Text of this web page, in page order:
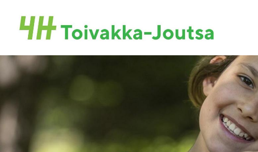
sivun
sisältöön
Toivakan-Joutsan 4H-yhdistys ry.